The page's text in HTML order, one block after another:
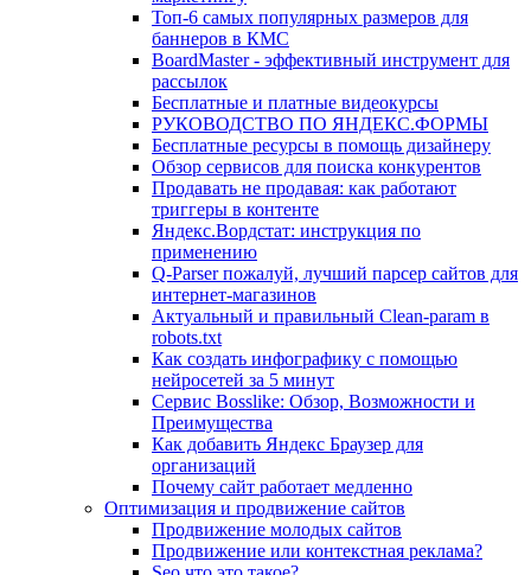
Топ-6 самых популярных размеров для
баннеров в КМС
BoardMaster - эффективный инструмент для
рассылок
Бесплатные и платные видеокурсы
РУКОВОДСТВО ПО ЯНДЕКС.ФОРМЫ
Бесплатные ресурсы в помощь дизайнеру
Обзор сервисов для поиска конкурентов
Продавать не продавая: как работают
триггеры в контенте
Яндекс.Вордстат: инструкция по
применению
Q-Parser пожалуй, лучший парсер сайтов для
интернет-магазинов
Актуальный и правильный Clean-param в
robots.txt
Как создать инфографику с помощью
нейросетей за 5 минут
Сервис Bosslike: Обзор, Возможности и
Преимущества
Как добавить Яндекс Браузер для
организаций
Почему сайт работает медленно
Оптимизация и продвижение сайтов
Продвижение молодых сайтов
Продвижение или контекстная реклама?